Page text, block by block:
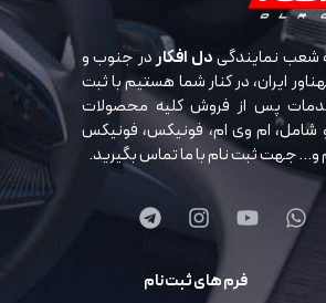
شعب نمایندگیدل افکاردر جنوب و
ایران، در کنار شما هستیم با ثبت
خدمات پس از فروش کلیه محصولات
شامل، ام وی ام، فونیکس، فونیکس
فرم های ثبت نام